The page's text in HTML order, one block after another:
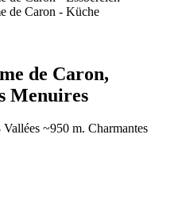
de Caron,
Menuires
~950 m. Charmantes